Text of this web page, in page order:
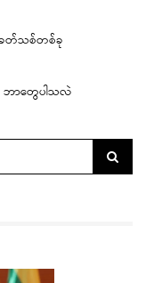
တ်သစ်တစ်ခု
ဘာတွေပါသလဲ